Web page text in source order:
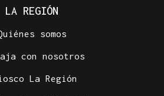
LA REGIÓN
somos
con nosotros
La Región